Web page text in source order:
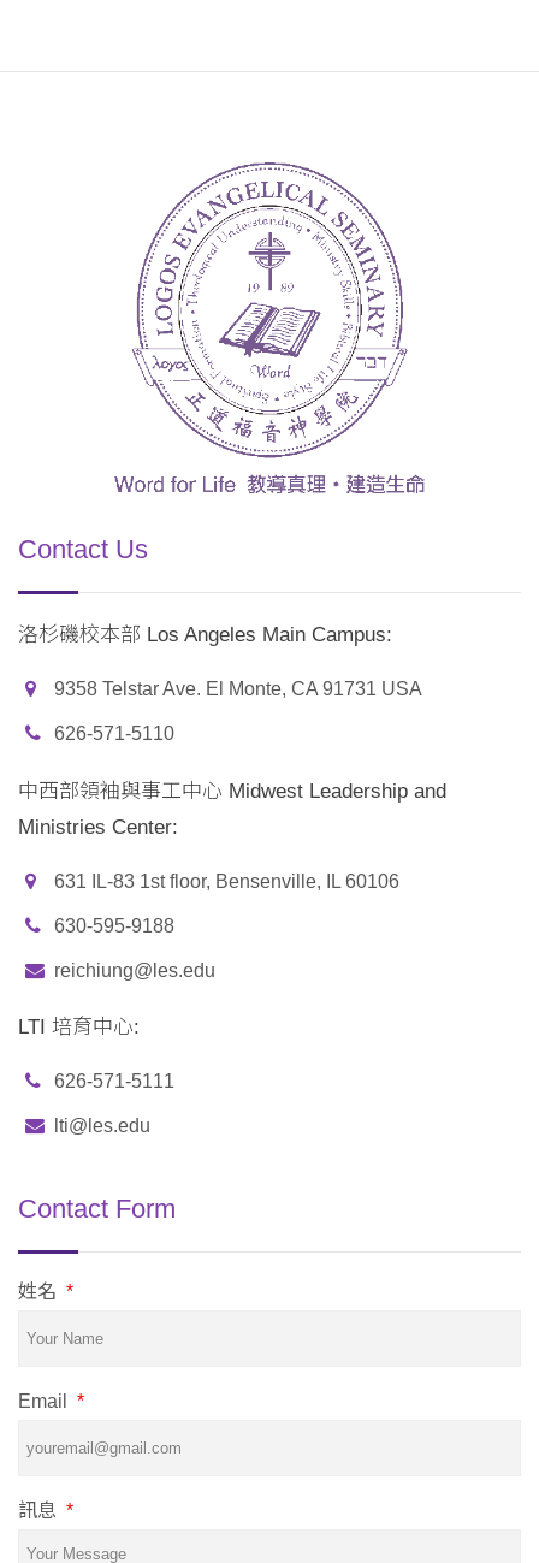
Contact Us
洛杉磯校本部 Los Angeles Main Campus:
9358 Telstar Ave. El Monte, CA 91731 USA
626-571-5110
中西部領袖與事工中心 Midwest Leadership and
Ministries Center:
631 IL-83 1st floor, Bensenville, IL 60106
630-595-9188
reichiung@les.edu
LTI 培育中心:
626-571-5111
lti@les.edu
Contact Form
姓名 *
Email *
訊息 *